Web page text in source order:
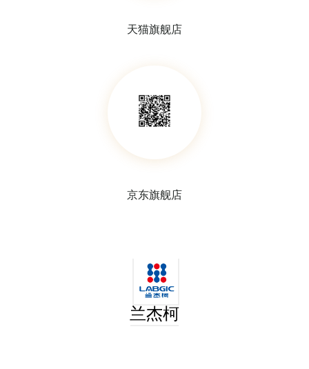
天猫旗舰店
京东旗舰店
兰杰柯